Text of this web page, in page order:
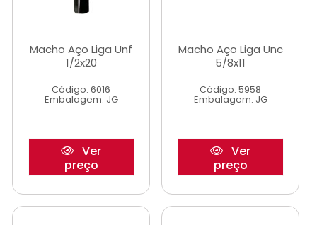
Macho Aço Liga Unf
1/2x20
Código: 6016
Embalagem: JG
Ver
preço
Macho Aço Liga Unc
5/8x11
Código: 5958
Embalagem: JG
Ver
preço